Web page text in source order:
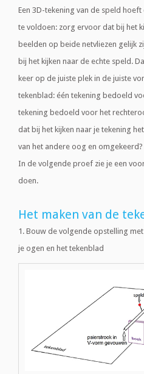
Een 3D-tekening van de speld
te voldoen: zorg ervoor dat bij het
beelden op beide netvliezen gelijk
bij het kijken naar de echte speld.
keer op de juiste plek in de juiste
tekenblad: één tekening bedoeld
tekening bedoeld voor het
dat bij het kijken naar je tekening
van het andere oog en omgekeerd?
In de volgende proef zie je een
doen.
Het maken van de
1. Bouw de volgende opstelling
je ogen en het tekenblad